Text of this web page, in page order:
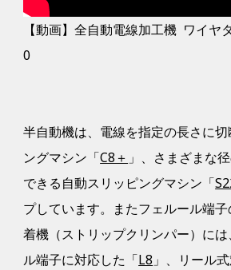
【動画】全自動電線加工機 ワイヤ
0
半自動機は、電線を指定の長さに
ングマシン「C8＋ 」、さまざまな
できる自動スリッピングマシン「
プしています。またフェルール端
着機（ストリップクリンパー）に
ル端子に対応した「L8」、リール